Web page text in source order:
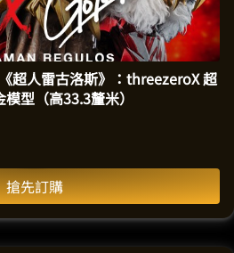
超人雷古洛斯》：threezeroX 超
型（高33.3釐米）
搶先訂購